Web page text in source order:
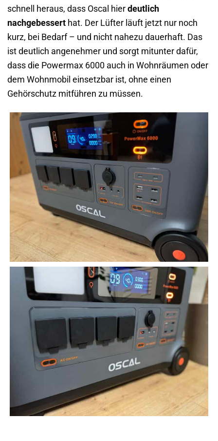
schnell heraus, dass Oscal hier deutlich
nachgebessert hat. Der Lüfter läuft jetzt nur noch
kurz, bei Bedarf – und nicht nahezu dauerhaft. Das
ist deutlich angenehmer und sorgt mitunter dafür,
dass die Powermax 6000 auch in Wohnräumen oder
dem Wohnmobil einsetzbar ist, ohne einen
Gehörschutz mitführen zu müssen.